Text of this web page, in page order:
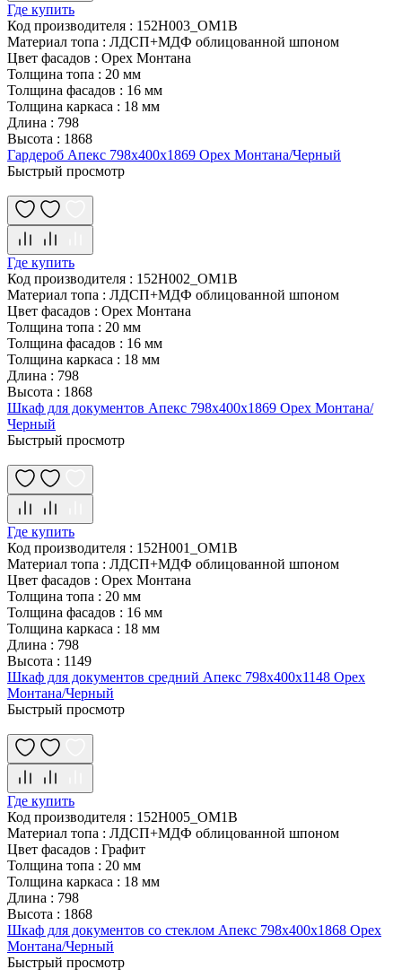
Где купить
Код производителя : 152H003_OM1B
Материал топа : ЛДСП+МДФ облицованной шпоном
Цвет фасадов : Орех Монтана
Толщина топа : 20 мм
Толщина фасадов : 16 мм
Толщина каркаса : 18 мм
Длина : 798
Высота : 1868
Гардероб Апекс 798х400х1869 Орех Монтана/Черный
Быстрый просмотр
Где купить
Код производителя : 152H002_OM1B
Материал топа : ЛДСП+МДФ облицованной шпоном
Цвет фасадов : Орех Монтана
Толщина топа : 20 мм
Толщина фасадов : 16 мм
Толщина каркаса : 18 мм
Длина : 798
Высота : 1868
Шкаф для документов Апекс 798х400х1869 Орех Монтана/
Черный
Быстрый просмотр
Где купить
Код производителя : 152H001_OM1B
Материал топа : ЛДСП+МДФ облицованной шпоном
Цвет фасадов : Орех Монтана
Толщина топа : 20 мм
Толщина фасадов : 16 мм
Толщина каркаса : 18 мм
Длина : 798
Высота : 1149
Шкаф для документов средний Апекс 798х400х1148 Орех
Монтана/Черный
Быстрый просмотр
Где купить
Код производителя : 152H005_OM1B
Материал топа : ЛДСП+МДФ облицованной шпоном
Цвет фасадов : Графит
Толщина топа : 20 мм
Толщина каркаса : 18 мм
Длина : 798
Высота : 1868
Шкаф для документов со стеклом Апекс 798х400х1868 Орех
Монтана/Черный
Быстрый просмотр